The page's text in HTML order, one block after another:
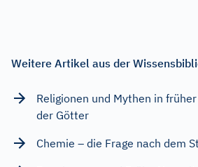
Weitere Artikel aus der
Religionen und Mythen in
der Götter
Chemie – die Frage nach dem